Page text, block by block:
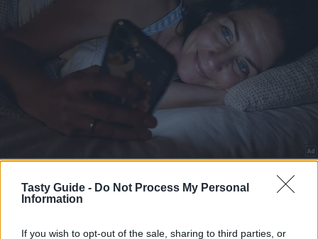
Tasty Guide - Do Not Process My Personal
Information
If you wish to opt-out of the sale, sharing to third parties, or